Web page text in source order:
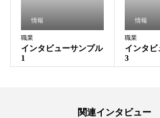
職業
インタビューサンプル
1
情報
職業
インタビ
3
情報
関連インタビュー